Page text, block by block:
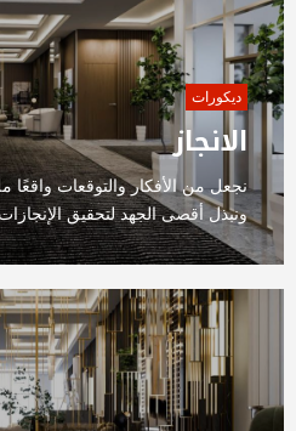
ديكورات
الانجاز
نجعل من الأفكار والتوقعات
ونبذل أقصى الجهد لتحقيق